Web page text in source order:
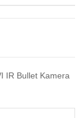
IR Bullet Kamera